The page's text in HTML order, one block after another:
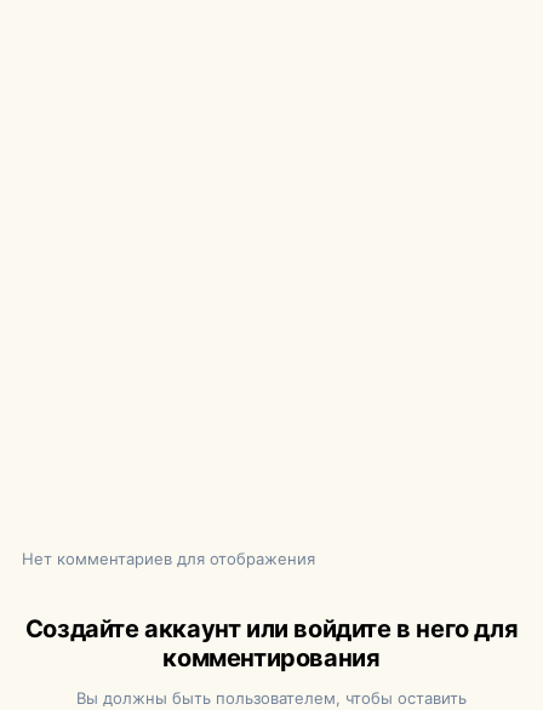
Нет комментариев для отображения
Создайте аккаунт или войдите в него для
комментирования
Вы должны быть пользователем, чтобы оставить